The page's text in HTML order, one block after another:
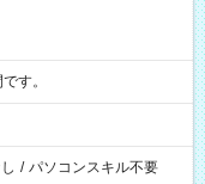
です。
/ パソコンスキル不要